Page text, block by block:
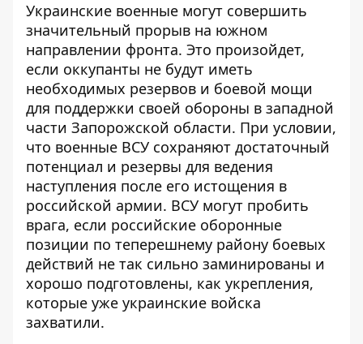
Украинские военные могут совершить
значительный прорыв на южном
направлении фронта. Это произойдет,
если оккупанты не будут иметь
необходимых резервов и боевой мощи
для поддержки своей обороны в западной
части Запорожской области. При условии,
что военные ВСУ сохраняют достаточный
потенциал и резервы для ведения
наступления после его истощения в
российской армии. ВСУ могут пробить
врага, если российские оборонные
позиции по теперешнему району боевых
действий не так сильно заминированы и
хорошо подготовлены, как укрепления,
которые уже украинские войска
захватили.